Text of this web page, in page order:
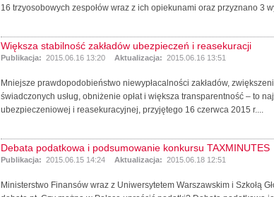
16 trzyosobowych zespołów wraz z ich opiekunami oraz przyznano 3
Większa stabilność zakładów ubezpieczeń i reasekuracji
Publikacja: 2015.06.16 13:20 Aktualizacja: 2015.06.16 13:51
Mniejsze prawdopodobieństwo niewypłacalności zakładów,
świadczonych usług, obniżenie opłat i większa transparentność – to
ubezpieczeniowej i reasekuracyjnej, przyjętego 16 czerwca 2015 r....
Debata podatkowa i podsumowanie konkursu TAXMINUTES
Publikacja: 2015.06.15 14:24 Aktualizacja: 2015.06.18 12:51
Ministerstwo Finansów wraz z Uniwersytetem Warszawskim i Szkołą